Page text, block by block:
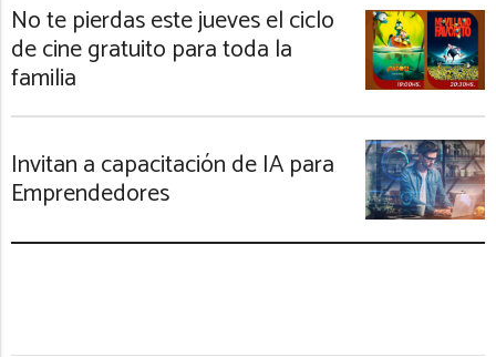
No te pierdas este jueves el ciclo
de cine gratuito para toda la
familia
Invitan a capacitación de IA para
Emprendedores